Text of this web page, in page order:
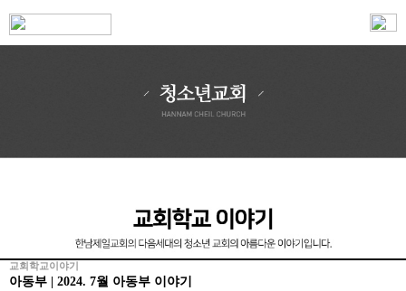
교회학교이야기
아동부 | 2024. 7월 아동부 이야기